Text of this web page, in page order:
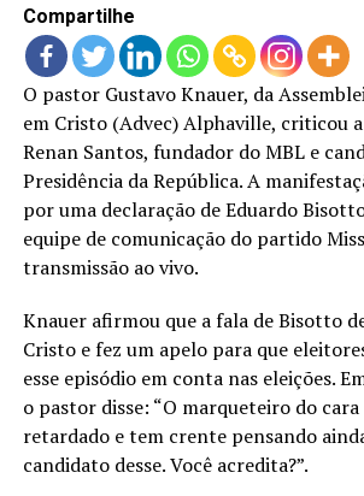
Compartilhe
O pastor Gustavo Knauer, da
em Cristo (Advec) Alphaville, criticou
Renan Santos, fundador do MBL e
Presidência da República. A
por uma declaração de Eduardo
equipe de comunicação do partido
transmissão ao vivo.
Knauer afirmou que a fala de Bisotto
Cristo e fez um apelo para que
esse episódio em conta nas eleições.
o pastor disse: “O marqueteiro do cara
retardado e tem crente pensando
candidato desse. Você acredita?”.